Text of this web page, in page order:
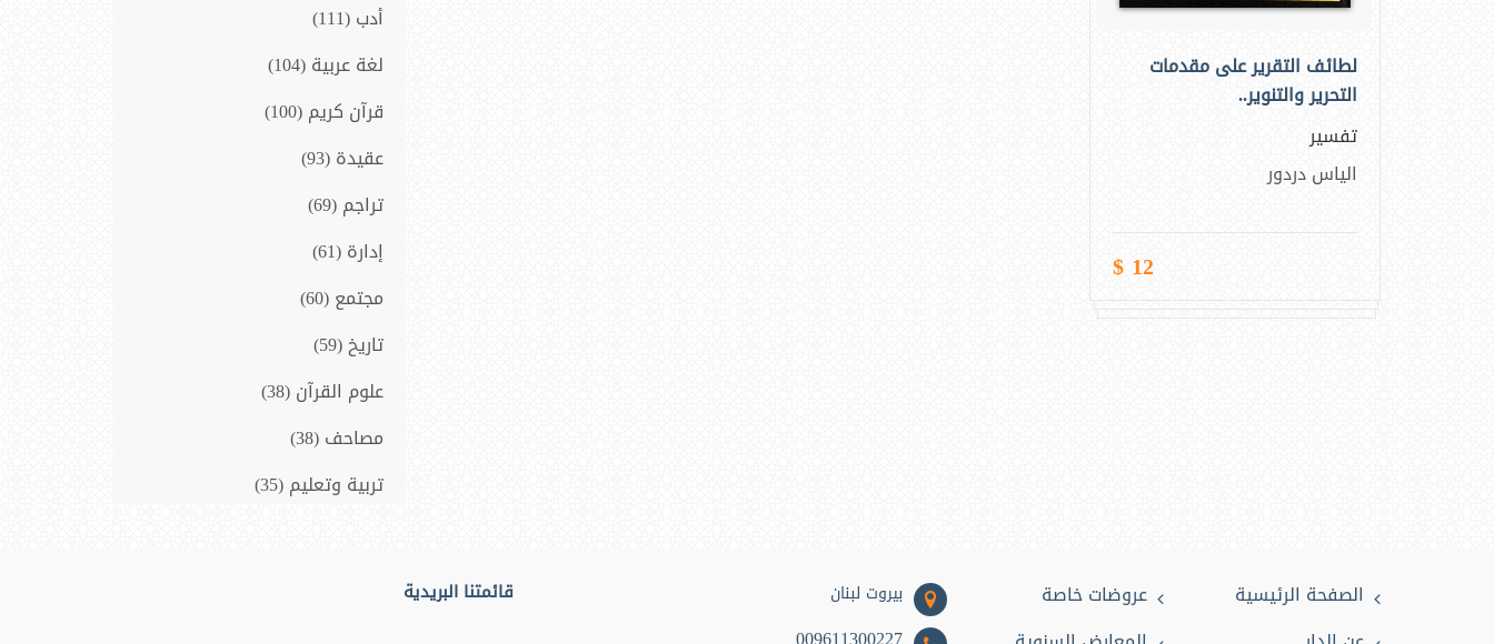
لطائف التقرير على مقدمات
التحرير والتنوير..
تفسير
الياس دردور
12 $
أدب (111)
لغة عربية (104)
قرآن كريم (100)
عقيدة (93)
تراجم (69)
إدارة (61)
مجتمع (60)
تاريخ (59)
علوم القرآن (38)
مصاحف (38)
تربية وتعليم (35)
قائمتنا البريدية بيروت لبنان
عروضات خاصة
الصفحة الرئيسية